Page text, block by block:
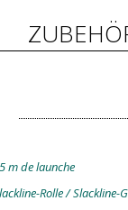
m de launche
Rolle /